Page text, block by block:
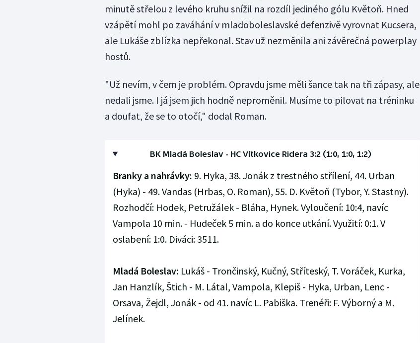
minutě střelou z levého kruhu snížil na rozdíl jediného gólu Květoň. Hned
vzápětí mohl po zaváhání v mladoboleslavské defenzivě vyrovnat Kucsera,
ale Lukáše zblízka nepřekonal. Stav už nezměnila ani závěrečná powerplay
hostů.
"Už nevím, v čem je problém. Opravdu jsme měli šance tak na tři zápasy, ale
nedali jsme. I já jsem jich hodně neproměnil. Musíme to pilovat na tréninku
a doufat, že se to otočí," dodal Roman.
BK Mladá Boleslav - HC Vítkovice Ridera 3:2 (1:0, 1:0, 1:2)
Branky a nahrávky: 9. Hyka, 38. Jonák z trestného střílení, 44. Urban
(Hyka) - 49. Vandas (Hrbas, O. Roman), 55. D. Květoň (Tybor, Y. Stastny).
Rozhodčí: Hodek, Petružálek - Bláha, Hynek. Vyloučení: 10:4, navíc
Vampola 10 min. - Hudeček 5 min. a do konce utkání. Využití: 0:1. V
oslabení: 1:0. Diváci: 3511.
Mladá Boleslav: Lukáš - Trončinský, Kučný, Stříteský, T. Voráček, Kurka,
Jan Hanzlík, Štich - M. Látal, Vampola, Klepiš - Hyka, Urban, Lenc -
Orsava, Žejdl, Jonák - od 41. navíc L. Pabiška. Trenéři: F. Výborný a M.
Jelínek.